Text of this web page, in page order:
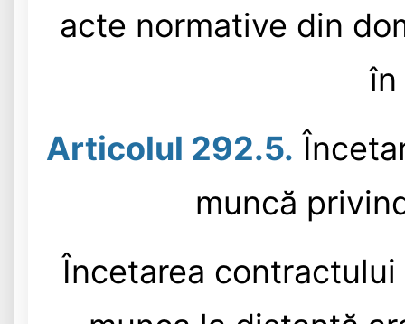
acte normative din
în
Articolul 292.5.
muncă
Încetarea